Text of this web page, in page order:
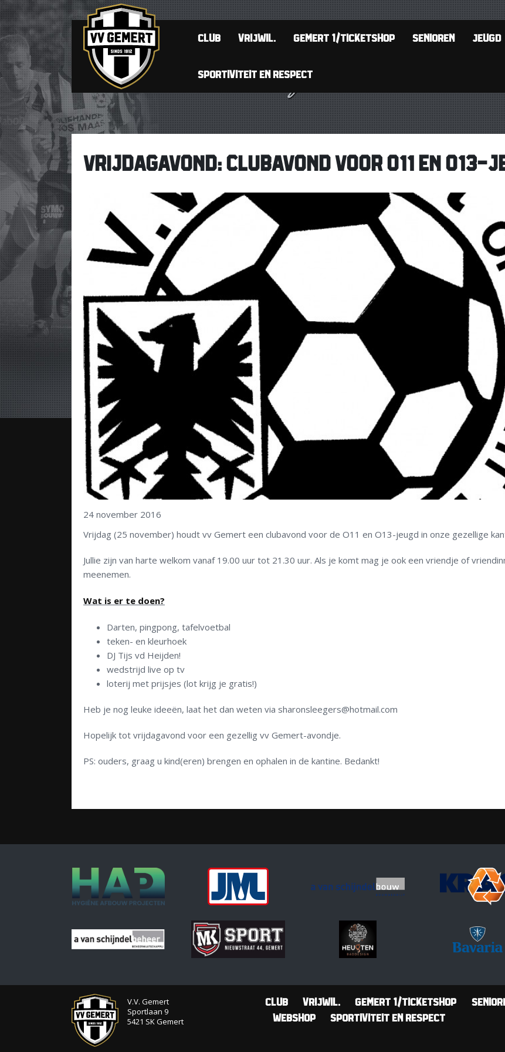
CLUB VRIJWIL. GEMERT 1/TICKETSHOP SENIOREN JEUGD
SPORTIVITEIT EN RESPECT
VRIJDAGAVOND: CLUBAVOND VOOR O11 EN O13-
24 november 2016
Vrijdag (25 november) houdt vv Gemert een clubavond voor de O11 en O13-jeugd in onze gezellige
Jullie zijn van harte welkom vanaf 19.00 uur tot 21.30 uur. Als je komt mag je ook een vriendje of
meenemen.
Wat is er te doen?
Darten, pingpong, tafelvoetbal
teken- en kleurhoek
DJ Tijs vd Heijden!
wedstrijd live op tv
loterij met prijsjes (lot krijg je gratis!)
Heb je nog leuke ideeën, laat het dan weten via sharonsleegers@hotmail.com
Hopelijk tot vrijdagavond voor een gezellig vv Gemert-avondje.
PS: ouders, graag u kind(eren) brengen en ophalen in de kantine. Bedankt!
V.V. Gemert
Sportlaan 9
5421 SK Gemert
Club Vrijwil. Gemert 1/Ticketshop
Webshop
Sportiviteit en Respect